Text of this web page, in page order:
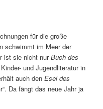
für die große
schwimmt im Meer der
ist sie nicht nurBuch des
und Jugendliteratur in
auch denEsel des
Da fängt das neue Jahr ja